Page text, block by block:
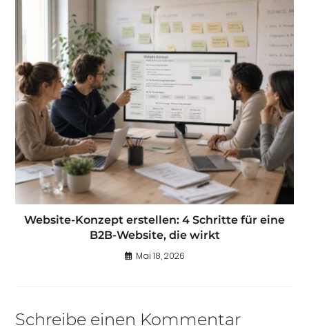
Website-Konzept erstellen: 4 Schritte für eine
B2B-Website, die wirkt
Mai 18, 2026
Schreibe einen Kommentar